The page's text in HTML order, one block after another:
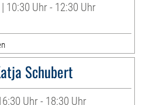
10:30 Uhr - 12:30 Uhr
Schubert
Uhr - 18:30 Uhr